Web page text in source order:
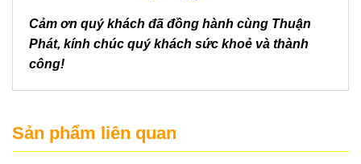
Cảm ơn quý khách đã đồng hành cùng Thuận
Phát, kính chúc quý khách sức khoẻ và thành
công!
Sản phẩm liên quan